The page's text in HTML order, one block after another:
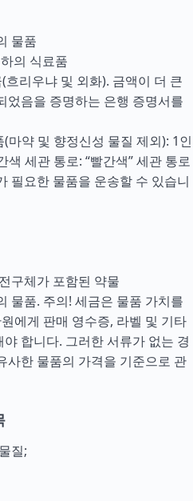
물품
의 식료품
리우냐 및 외화). 금액이 더 큰
었음을 증명하는 은행 증명서를
마약 및 향정신성 물질 제외): 1인
색 세관 통로: “빨간색” 세관 통로
필요한 물품을 운송할 수 있습니
구체가 포함된 약물
물품. 주의! 세금은 물품 가치를
에게 판매 영수증, 라벨 및 기타
합니다. 그러한 서류가 없는 경
사한 물품의 가격을 기준으로 관
질;